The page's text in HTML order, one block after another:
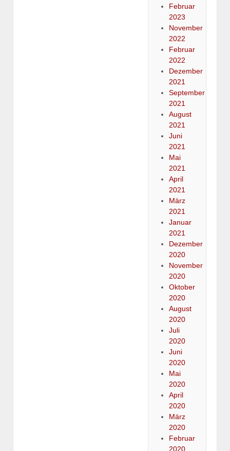
Februar
2023
November
2022
Februar
2022
Dezember
2021
September
2021
August
2021
Juni
2021
Mai
2021
April
2021
März
2021
Januar
2021
Dezember
2020
November
2020
Oktober
2020
August
2020
Juli
2020
Juni
2020
Mai
2020
April
2020
März
2020
Februar
2020